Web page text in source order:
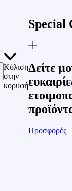
Κύλιση
στην
κορυφή
Special
Δείτε
Προσφορές